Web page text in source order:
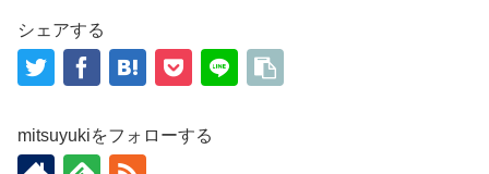
シェアする
mitsuyukiをフォローする